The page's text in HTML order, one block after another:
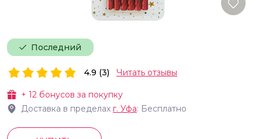
Последний
+ 12 бонусов за покупку
Доставка в пределах г. Уфа: Бесплатно
4.9 (3) Читать отзывы